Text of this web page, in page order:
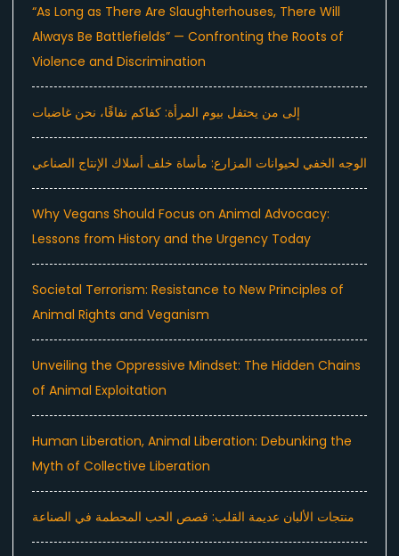
“As Long as There Are Slaughterhouses, There Will
Always Be Battlefields” — Confronting the Roots of
Violence and Discrimination
إلى من يحتفل بيوم المرأة: كفاكم نفاقًا، نحن غاضبات
الوجه الخفي لحيوانات المزارع: مأساة خلف أسلاك الإنتاج الصناعي
Why Vegans Should Focus on Animal Advocacy:
Lessons from History and the Urgency Today
Societal Terrorism: Resistance to New Principles of
Animal Rights and Veganism
Unveiling the Oppressive Mindset: The Hidden Chains
of Animal Exploitation
Human Liberation, Animal Liberation: Debunking the
Myth of Collective Liberation
منتجات الألبان عديمة القلب: قصص الحب المحطمة في الصناعة